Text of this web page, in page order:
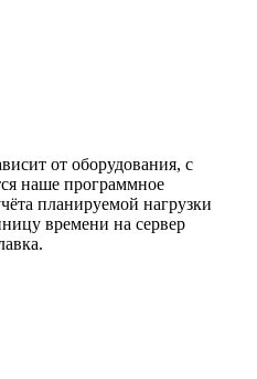
от оборудования, с
наше программное
планируемой нагрузки
времени на сервер